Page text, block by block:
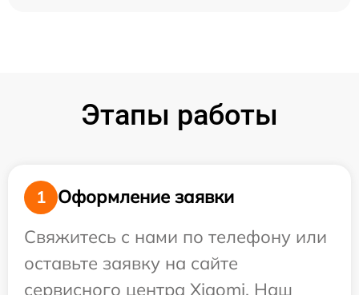
Этапы работы
1
Оформление заявки
Свяжитесь с нами по телефону или
оставьте заявку на сайте
сервисного центра Xiaomi. Наш